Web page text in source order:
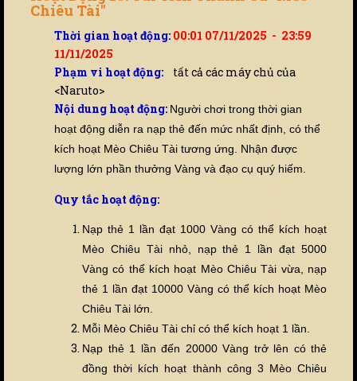
Chiêu Tài"
Thời gian hoạt động: 00:01 07/11/2025 - 23:59
11/11/2025
Phạm vi hoạt động: tất cả các máy chủ của
<Naruto>
Nội dung hoạt động: Người chơi trong thời gian
hoạt động diễn ra nạp thẻ đến mức nhất định, có thể
kích hoạt Mèo Chiêu Tài tương ứng. Nhận được
lượng lớn phần thưởng Vàng và đạo cụ quý hiếm.
Quy tắc hoạt động:
Nạp thẻ 1 lần đạt 1000 Vàng có thể kích hoạt
Mèo Chiêu Tài nhỏ, nạp thẻ 1 lần đạt 5000
Vàng có thể kích hoạt Mèo Chiêu Tài vừa, nạp
thẻ 1 lần đạt 10000 Vàng có thể kích hoạt Mèo
Chiêu Tài lớn.
Mỗi Mèo Chiêu Tài chỉ có thể kích hoạt 1 lần.
Nạp thẻ 1 lần đến 20000 Vàng trở lên có thẻ
đồng thời kích hoạt thành công 3 Mèo Chiêu